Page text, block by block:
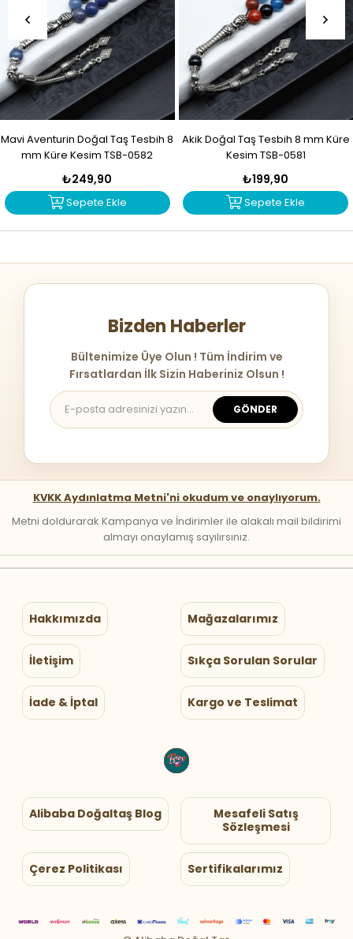
Mavi Aventurin Doğal Taş Tesbih 8
mm Küre Kesim TSB-0582
₺249,90
Sepete Ekle
Akik Doğal Taş Tesbih 8 mm Küre
Kesim TSB-0581
₺199,90
Sepete Ekle
Bizden Haberler
Bültenimize Üye Olun ! Tüm İndirim ve
Fırsatlardan İlk Sizin Haberiniz Olsun !
GÖNDER
KVKK Aydınlatma Metni'ni okudum ve onaylıyorum.
Metni doldurarak Kampanya ve İndirimler ile alakalı mail bildirimi
almayı onaylamış sayılırsınız.
Hakkımızda Mağazalarımız
İletişim Sıkça Sorulan Sorular
İade & İptal Kargo ve Teslimat
Alibaba Doğaltaş Blog
Mesafeli Satış
Sözleşmesi
Çerez Politikası Sertifikalarımız